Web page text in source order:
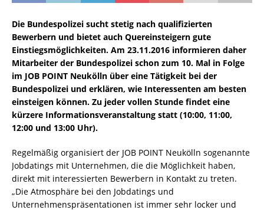
Die Bundespolizei sucht stetig nach qualifizierten
Bewerbern und bietet auch Quereinsteigern gute
Einstiegsmöglichkeiten. Am 23.11.2016 informieren daher
Mitarbeiter der Bundespolizei schon zum 10. Mal in Folge
im JOB POINT Neukölln über eine Tätigkeit bei der
Bundespolizei und erklären, wie Interessenten am besten
einsteigen können. Zu jeder vollen Stunde findet eine
kürzere Informationsveranstaltung statt (10:00, 11:00,
12:00 und 13:00 Uhr).
Regelmäßig organisiert der JOB POINT Neukölln sogenannte
Jobdatings mit Unternehmen, die die Möglichkeit haben,
direkt mit interessierten Bewerbern in Kontakt zu treten.
„Die Atmosphäre bei den Jobdatings und
Unternehmenspräsentationen ist immer sehr locker und